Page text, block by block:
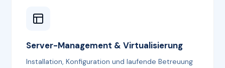
Server-Management & Virtualisierung
Installation, Konfiguration und laufende Betreuung